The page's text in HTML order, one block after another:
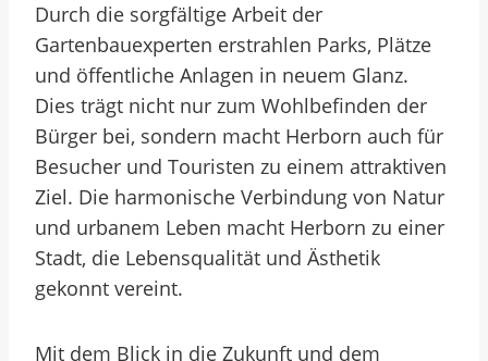
Durch die sorgfältige Arbeit der
Gartenbauexperten erstrahlen Parks, Plätze
und öffentliche Anlagen in neuem Glanz.
Dies trägt nicht nur zum Wohlbefinden der
Bürger bei, sondern macht Herborn auch für
Besucher und Touristen zu einem attraktiven
Ziel. Die harmonische Verbindung von Natur
und urbanem Leben macht Herborn zu einer
Stadt, die Lebensqualität und Ästhetik
gekonnt vereint.
Mit dem Blick in die Zukunft und dem